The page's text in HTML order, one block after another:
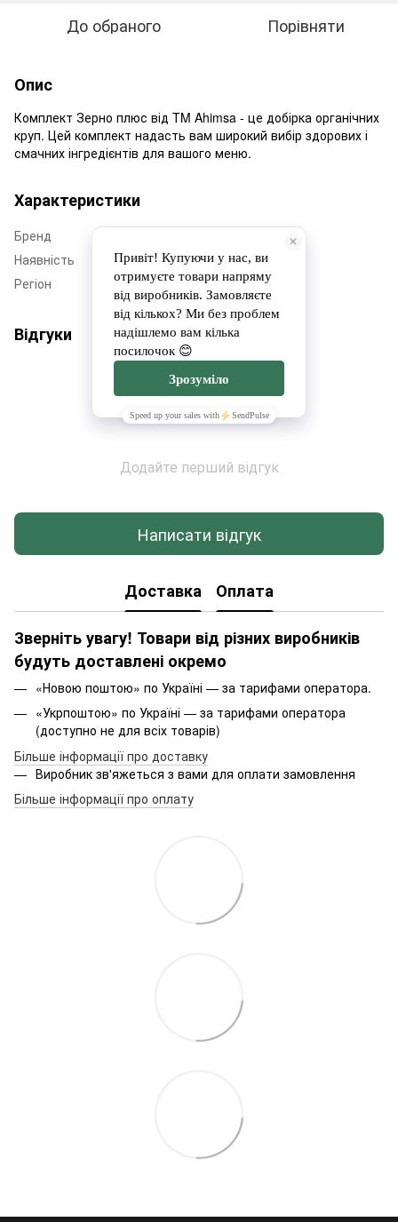
До обраного Порівняти
Опис
Комплект Зерно плюс від TM Ahimsa - це добірка органічних
круп. Цей комплект надасть вам широкий вибір здорових і
смачних інгредієнтів для вашого меню.
Характеристики
Бренд
Наявність
Немає в наявності
Регіон
Дніпропетровщина
Відгуки
Додайте перший відгук
Написати відгук
Доставка Оплата
Зверніть увагу! Товари від різних виробників
будуть доставлені окремо
«Новою поштою» по Україні — за тарифами оператора.
«Укрпоштою» по Україні — за тарифами оператора
(доступно не для всіх товарів)
Більше інформації про доставку
Виробник зв'яжеться з вами для оплати замовлення
Більше інформації про оплату